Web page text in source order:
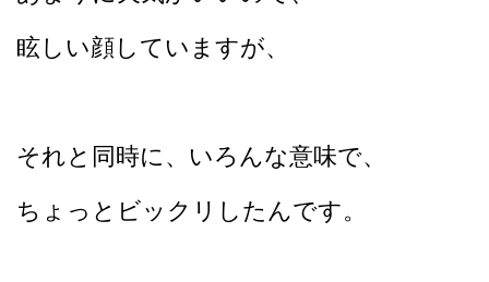
眩しい顔していますが、
それと同時に、いろんな意味で、
ちょっとビックリしたんです。